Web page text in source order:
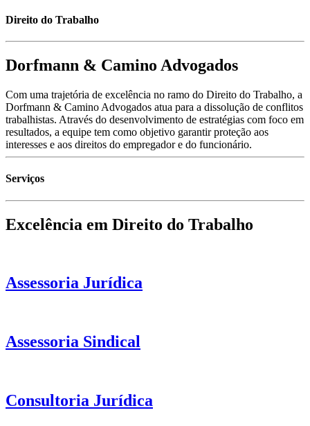
Direito do Trabalho
Dorfmann & Camino Advogados
Com uma trajetória de excelência no ramo do Direito do Trabalho, a
Dorfmann & Camino Advogados atua para a dissolução de conflitos
trabalhistas. Através do desenvolvimento de estratégias com foco em
resultados, a equipe tem como objetivo garantir proteção aos
interesses e aos direitos do empregador e do funcionário.
Serviços
Excelência em Direito do Trabalho
Assessoria Jurídica
Assessoria Sindical
Consultoria Jurídica